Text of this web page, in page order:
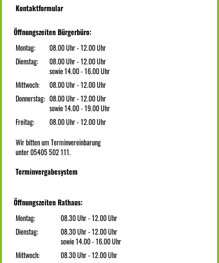
Kontaktformular
Öffnungszeiten Bürgerbüro:
Montag:
08.00 Uhr - 12.00 Uhr
Dienstag:
08.00 Uhr - 12.00 Uhr
sowie 14.00 - 16.00 Uhr
Mittwoch:
08.00 Uhr - 12.00 Uhr
Donnerstag: 08.00 Uhr - 12.00 Uhr
sowie 14.00 - 19.00 Uhr
Freitag:
08.00 Uhr - 12.00 Uhr
Wir bitten um Terminvereinbarung
unter 05405 502 111.
Terminvergabesystem
Öffnungszeiten Rathaus:
Montag:
08.30 Uhr - 12.00 Uhr
Dienstag:
08.30 Uhr - 12.00 Uhr
sowie 14.00 - 16.00 Uhr
Mittwoch:
08.30 Uhr - 12.00 Uhr